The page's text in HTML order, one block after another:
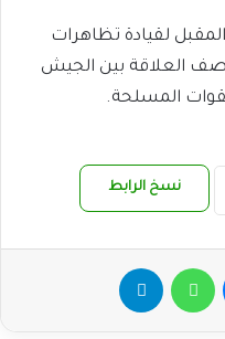
لقيادة تظاهرات
العلاقة بين الجيش
المسلحة.
نسخ الرابط
ماسنجر واتساب